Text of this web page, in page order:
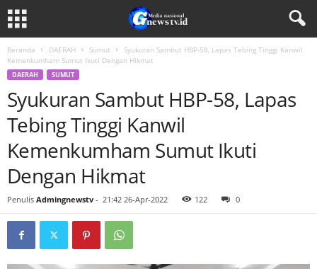
Beranda DAERAH Sumut
Syukuran Sambut HBP-58, Lapas Tebing Tinggi Kanwil
Kemenkumham Sumut Ikuti Dengan Hikmat
DAERAH SUMUT
Syukuran Sambut HBP-58, Lapas
Tebing Tinggi Kanwil
Kemenkumham Sumut Ikuti
Dengan Hikmat
Penulis Admingnewstv - 21:42 26-Apr-2022 122 0